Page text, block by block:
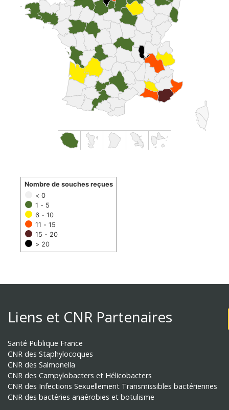
< 0
1 - 5
6 - 10
11 - 15
15 - 20
> 20
Nombre de souches reçues
Liens et CNR Partenaires
Santé Publique France
CNR des Staphylocoques
CNR des Salmonella
CNR des Campylobacters et Hélicobacters
CNR des Infections Sexuellement Transmissibles bactériennes
CNR des bactéries anaérobies et botulisme